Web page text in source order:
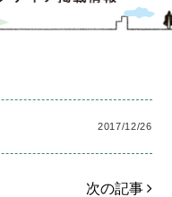
2017/12/26
次の記事